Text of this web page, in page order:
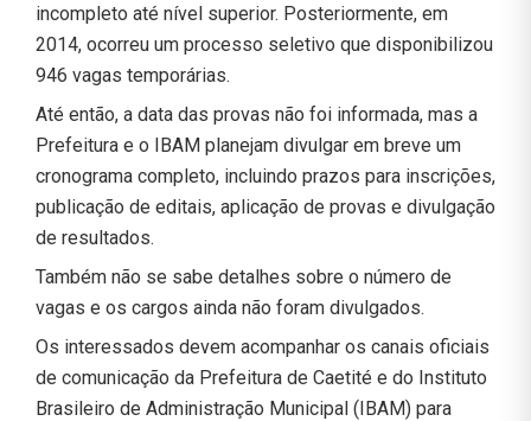
incompleto até nível superior. Posteriormente, em
2014, ocorreu um processo seletivo que disponibilizou
946 vagas temporárias.
Até então, a data das provas não foi informada, mas a
Prefeitura e o IBAM planejam divulgar em breve um
cronograma completo, incluindo prazos para inscrições,
publicação de editais, aplicação de provas e divulgação
de resultados.
Também não se sabe detalhes sobre o número de
vagas e os cargos ainda não foram divulgados.
Os interessados devem acompanhar os canais oficiais
de comunicação da Prefeitura de Caetité e do Instituto
Brasileiro de Administração Municipal (IBAM) para